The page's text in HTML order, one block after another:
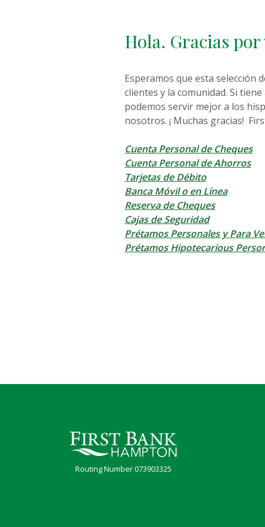
Hola. Gracias
Esperamos que esta selección
clientes y la comunidad. Si
podemos servir mejor a los
nosotros. ¡ Muchas gracias!
Cuenta Personal de Cheques
Cuenta Personal de Ahorros
Tarjetas de Débito
Banca Móvil o en Línea
Reserva de Cheques
Cajas de Seguridad
Prétamos Personales y Para
Prétamos Hipotecarious
First Bank Hampton
Routing Number 073903325